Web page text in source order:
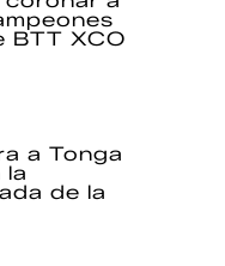
BTT XCO
a Tonga
la
de la